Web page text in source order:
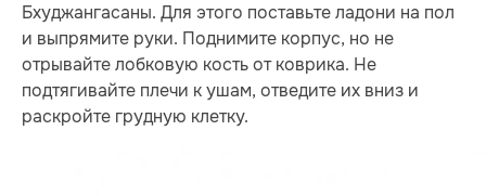
Бхуджангасаны. Для этого поставьте ладони на пол
и выпрямите руки. Поднимите корпус, но не
отрывайте лобковую кость от коврика. Не
подтягивайте плечи к ушам, отведите их вниз и
раскройте грудную клетку.